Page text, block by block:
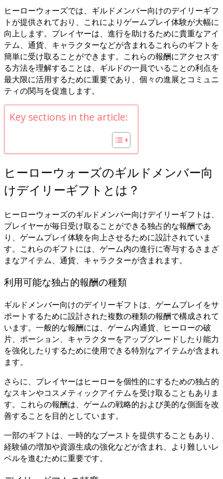
ヒーローウォーズでは、ギルドメンバー向けのデイリーギフ
トが提供されており、これによりゲームプレイ体験が大幅に
向上します。プレイヤーは、進行を助けるために貴重なアイ
テム、通貨、キャラクターなどが含まれるこれらのギフトを
簡単に受け取ることができます。これらの報酬にアクセスす
る方法を理解することは、ギルドの一員でいることの利点を
最大限に活用するために重要であり、個々の進展とコミュニ
ティの関与を促進します。
Key sections in the article:
ヒーローウォーズのギルドメンバー向
けデイリーギフトとは？
ヒーローウォーズのギルドメンバー向けデイリーギフトは、
プレイヤーが毎日受け取ることができる独占的な報酬であ
り、ゲームプレイ体験を向上させるために設計されていま
す。これらのギフトには、ゲーム内の進行に寄与するさまざ
まなアイテム、通貨、キャラクターが含まれます。
利用可能な独占的報酬の種類
ギルドメンバー向けのデイリーギフトは、ゲームプレイをサ
ポートするために設計された複数の種類の報酬で構成されて
います。一般的な報酬には、ゲーム内通貨、ヒーローの破
片、ポーション、キャラクターをアップグレードしたり能力
を強化したりするために使用できる特別なアイテムが含まれ
ます。
さらに、プレイヤーはヒーローを個性的にするための独占的
なスキンやコスメティックアイテムを受け取ることもありま
す。これらの報酬は、ゲームの戦略的および美的な側面を改
善することを目的としています。
一部のギフトは、一時的なブーストを提供することもあり、
経験値の増加や資源生成の強化などが含まれ、より難しいレ
ベルを進むために重要です。